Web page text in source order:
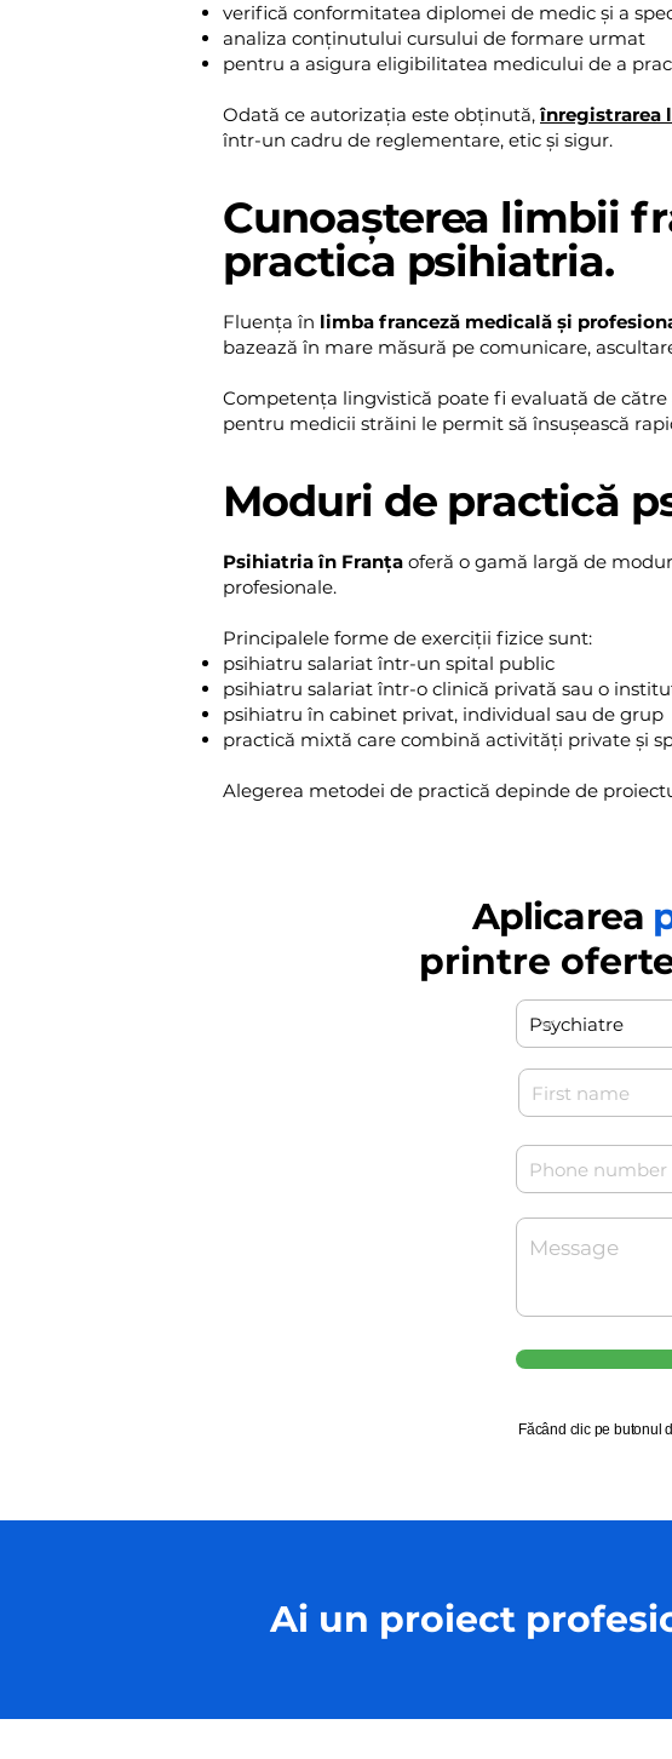
verifică conformitatea diplomei de medic și a
analiza conținutului cursului de formare urmat
pentru a asigura eligibilitatea medicului de a
Odată ce autorizația este obținută,înregistrarea
într-un cadru de reglementare, etic și sigur.
Cunoașterea limbii
practica psihiatria.
Fluența în limba franceză medicală și
bazează în mare măsură pe comunicare,
Competența lingvistică poate fi evaluată de
pentru medicii străini le permit să însușească
Moduri de practică
Psihiatria în Franța oferă o gamă largă de
profesionale.
Principalele forme de exerciții fizice sunt:
psihiatru salariat într-un spital public
psihiatru salariat într-o clinică privată sau o
psihiatru în cabinet privat, individual sau de grup
practică mixtă care combină activități private și
Alegerea metodei de practică depinde de
Aplicarea
printre
Făcând clic pe butonul
Ai un proiect